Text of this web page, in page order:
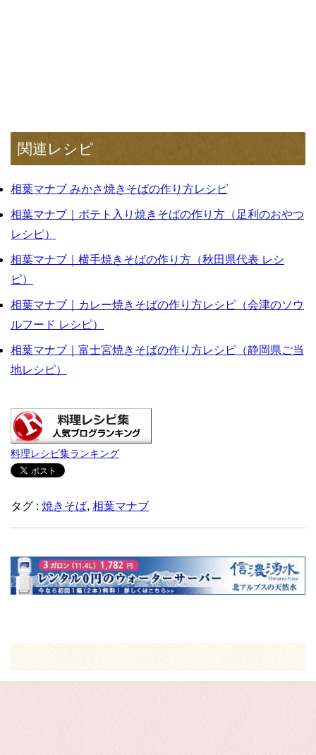
関連レシピ
相葉マナブ みかさ焼きそばの作り方レシピ
相葉マナブ｜ポテト入り焼きそばの作り方（足利のおやつ
レシピ）
相葉マナブ｜横手焼きそばの作り方（秋田県代表 レシ
ピ）
相葉マナブ｜カレー焼きそばの作り方レシピ（会津のソウ
ルフード レシピ）
相葉マナブ｜富士宮焼きそばの作り方レシピ（静岡県ご当
地レシピ）
料理レシピ集ランキング
タグ : 焼きそば, 相葉マナブ